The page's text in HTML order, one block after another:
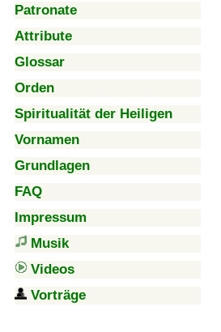
Patronate
Attribute
Glossar
Orden
Spiritualität der Heiligen
Vornamen
Grundlagen
FAQ
Impressum
Musik
Videos
Vorträge